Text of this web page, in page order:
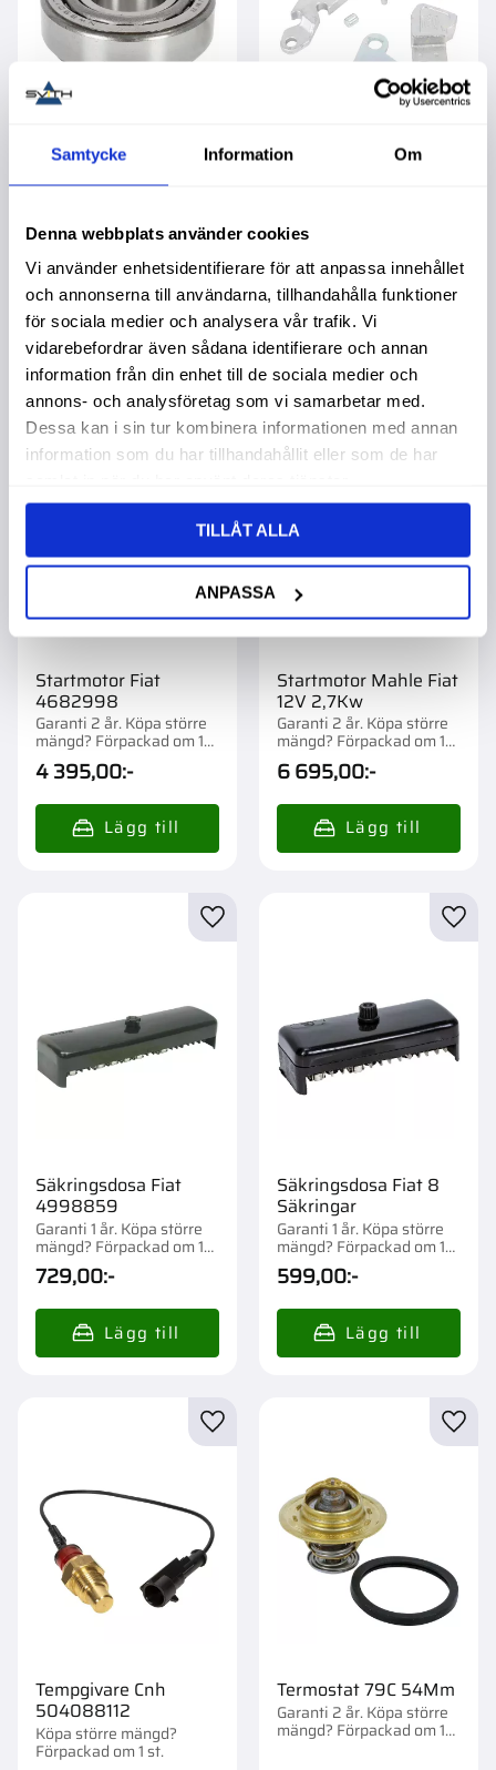
Samtycke Information Om
Denna webbplats använder cookies
Vi använder enhetsidentifierare för att anpassa innehållet
och annonserna till användarna, tillhandahålla funktioner
för sociala medier och analysera vår trafik. Vi
vidarebefordrar även sådana identifierare och annan
information från din enhet till de sociala medier och
annons- och analysföretag som vi samarbetar med.
Dessa kan i sin tur kombinera informationen med annan
information som du har tillhandahållit eller som de har
TILLÅT ALLA
ANPASSA
Lager Spindelbult
mängd? Förpackad om 1
349,00:-
Reparationssats
mängd? Förpackad om 1
995,00:-
Startmotor Fiat
4682998
Garanti 2 år. Köpa större
mängd? Förpackad om 1
st.
4 395,00:-
Lägg till i favoriter
Startmotor Mahle Fiat
12V 2,7Kw
Garanti 2 år. Köpa större
mängd? Förpackad om 1
st.
6 695,00:-
Säkringsdosa Fiat
4998859
Garanti 1 år. Köpa större
mängd? Förpackad om 1
st.
729,00:-
Lägg till i favoriter
Säkringsdosa Fiat 8
Säkringar
Garanti 1 år. Köpa större
mängd? Förpackad om 1
st.
599,00:-
Tempgivare Cnh
504088112
Köpa större mängd?
Förpackad om 1 st.
Lägg till i favoriter
Termostat 79C 54Mm
Garanti 2 år. Köpa större
mängd? Förpackad om 1